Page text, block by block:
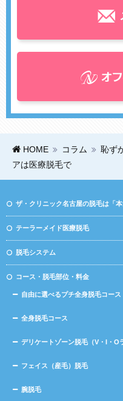
HOME コラム
恥ず
アは医療脱毛で
ザ・クリニック名古屋の脱毛は「
テーラーメイド医療脱毛
脱毛システム
コース・脱毛部位・料金
自由に選べるプチ全身脱毛コース
全身脱毛コース
デリケートゾーン脱毛（V・I・O
フェイス（産毛）脱毛
腕脱毛